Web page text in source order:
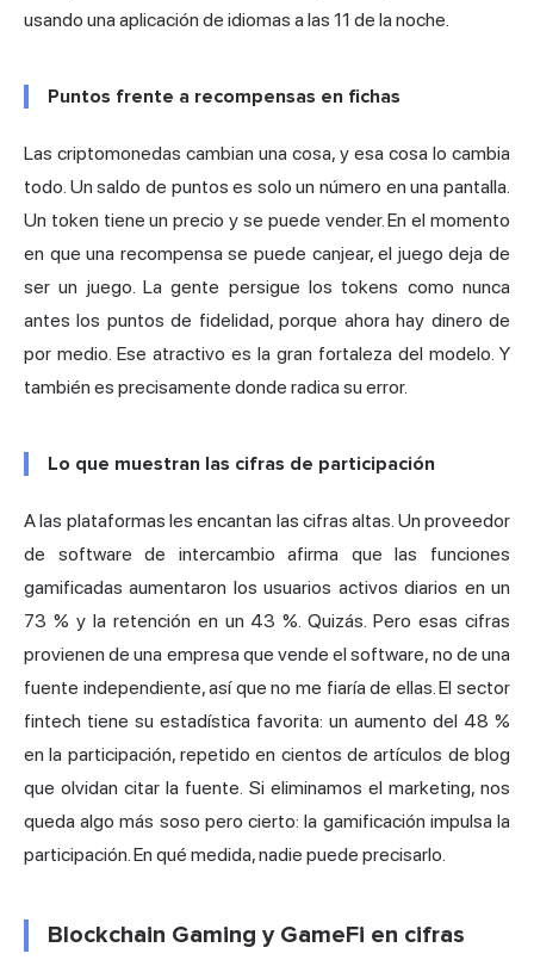
usando una aplicación de idiomas a las 11 de la noche.
Puntos frente a recompensas en fichas
Las criptomonedas cambian una cosa, y esa cosa lo cambia
todo. Un saldo de puntos es solo un número en una pantalla.
Un token tiene un precio y se puede vender. En el momento
en que una recompensa se puede canjear, el juego deja de
ser un juego. La gente persigue los tokens como nunca
antes los puntos de fidelidad, porque ahora hay dinero de
por medio. Ese atractivo es la gran fortaleza del modelo. Y
también es precisamente donde radica su error.
Lo que muestran las cifras de participación
A las plataformas les encantan las cifras altas. Un proveedor
de software de intercambio afirma que las funciones
gamificadas aumentaron los usuarios activos diarios en un
73 % y la retención en un 43 %. Quizás. Pero esas cifras
provienen de una empresa que vende el software, no de una
fuente independiente, así que no me fiaría de ellas. El sector
fintech tiene su estadística favorita: un aumento del 48 %
en la participación, repetido en cientos de artículos de blog
que olvidan citar la fuente. Si eliminamos el marketing, nos
queda algo más soso pero cierto: la gamificación impulsa la
participación. En qué medida, nadie puede precisarlo.
Blockchain Gaming y GameFi en cifras